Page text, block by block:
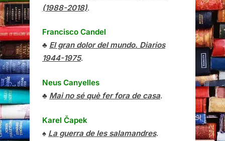
(1988-2018).
Francisco Candel
♣ El gran dolor del mundo. Diarios
1944-1975.
Neus Canyelles
♣ Mai no sé què fer fora de casa.
Karel Čapek
♠ La guerra de les salamandres.